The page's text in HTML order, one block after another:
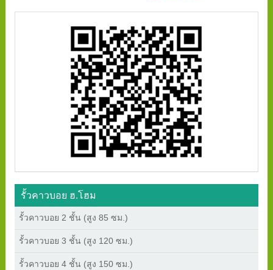
รั้วคาวบอย ฮ.โฮม
รั้วคาวบอย 2 ชั้น (สูง 85 ซม.)
รั้วคาวบอย 3 ชั้น (สูง 120 ซม.)
รั้วคาวบอย 4 ชั้น (สูง 150 ซม.)